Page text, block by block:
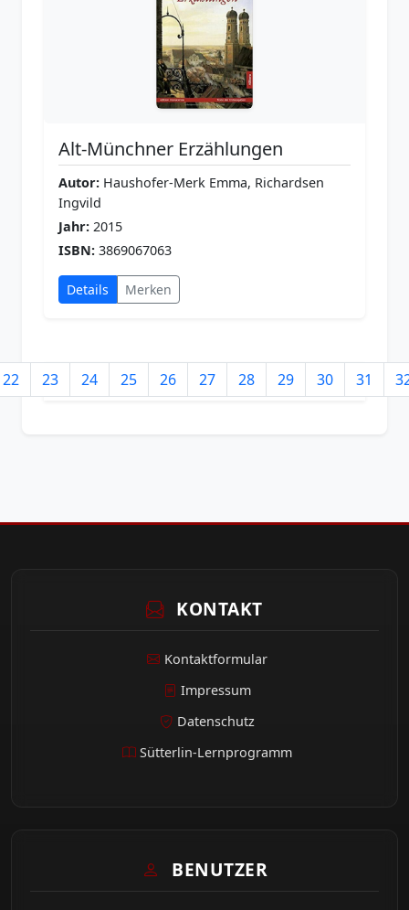
Alt-Münchner Erzählungen
Autor: Haushofer-Merk Emma, Richardsen
Ingvild
Jahr: 2015
ISBN: 3869067063
Details Merken
22 23 24 25 26 27 28 29 30 31
KONTAKT
Kontaktformular
Impressum
Datenschutz
Sütterlin-Lernprogramm
BENUTZER